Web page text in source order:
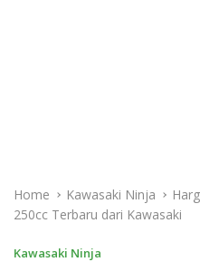
Home Kawasaki Ninja
250cc Terbaru dari Kawasaki
Kawasaki Ninja